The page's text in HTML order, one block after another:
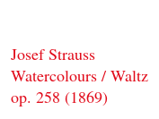
Josef Strauss
Watercolours / Waltz
op. 258 (1869)